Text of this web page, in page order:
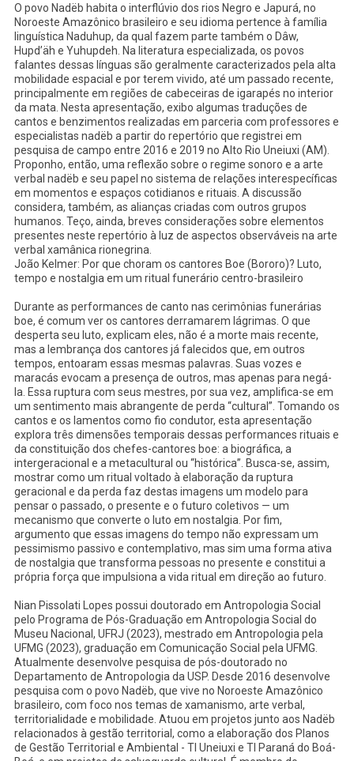
O povo Nadëb habita o interflúvio dos rios Negro e Japurá, no
Noroeste Amazônico brasileiro e seu idioma pertence à família
linguística Naduhup, da qual fazem parte também o Dâw,
Hupd’äh e Yuhupdeh. Na literatura especializada, os povos
falantes dessas línguas são geralmente caracterizados pela alta
mobilidade espacial e por terem vivido, até um passado recente,
principalmente em regiões de cabeceiras de igarapés no interior
da mata. Nesta apresentação, exibo algumas traduções de
cantos e benzimentos realizadas em parceria com professores e
especialistas nadëb a partir do repertório que registrei em
pesquisa de campo entre 2016 e 2019 no Alto Rio Uneiuxi (AM).
Proponho, então, uma reflexão sobre o regime sonoro e a arte
verbal nadëb e seu papel no sistema de relações interespecíficas
em momentos e espaços cotidianos e rituais. A discussão
considera, também, as alianças criadas com outros grupos
humanos. Teço, ainda, breves considerações sobre elementos
presentes neste repertório à luz de aspectos observáveis na arte
verbal xamânica rionegrina.
João Kelmer: Por que choram os cantores Boe (Bororo)? Luto,
tempo e nostalgia em um ritual funerário centro-brasileiro
Durante as performances de canto nas cerimônias funerárias
boe, é comum ver os cantores derramarem lágrimas. O que
desperta seu luto, explicam eles, não é a morte mais recente,
mas a lembrança dos cantores já falecidos que, em outros
tempos, entoaram essas mesmas palavras. Suas vozes e
maracás evocam a presença de outros, mas apenas para negá-
la. Essa ruptura com seus mestres, por sua vez, amplifica-se em
um sentimento mais abrangente de perda “cultural”. Tomando os
cantos e os lamentos como fio condutor, esta apresentação
explora três dimensões temporais dessas performances rituais e
da constituição dos chefes-cantores boe: a biográfica, a
intergeracional e a metacultural ou “histórica”. Busca-se, assim,
mostrar como um ritual voltado à elaboração da ruptura
geracional e da perda faz destas imagens um modelo para
pensar o passado, o presente e o futuro coletivos — um
mecanismo que converte o luto em nostalgia. Por fim,
argumento que essas imagens do tempo não expressam um
pessimismo passivo e contemplativo, mas sim uma forma ativa
de nostalgia que transforma pessoas no presente e constitui a
própria força que impulsiona a vida ritual em direção ao futuro.
Nian Pissolati Lopes possui doutorado em Antropologia Social
pelo Programa de Pós-Graduação em Antropologia Social do
Museu Nacional, UFRJ (2023), mestrado em Antropologia pela
UFMG (2023), graduação em Comunicação Social pela UFMG.
Atualmente desenvolve pesquisa de pós-doutorado no
Departamento de Antropologia da USP. Desde 2016 desenvolve
pesquisa com o povo Nadëb, que vive no Noroeste Amazônico
brasileiro, com foco nos temas de xamanismo, arte verbal,
territorialidade e mobilidade. Atuou em projetos junto aos Nadëb
relacionados à gestão territorial, como a elaboração dos Planos
de Gestão Territorial e Ambiental - TI Uneiuxi e TI Paraná do Boá-